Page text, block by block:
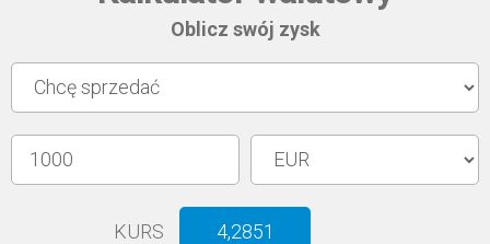
Oblicz swój zysk
KURS 4,2851